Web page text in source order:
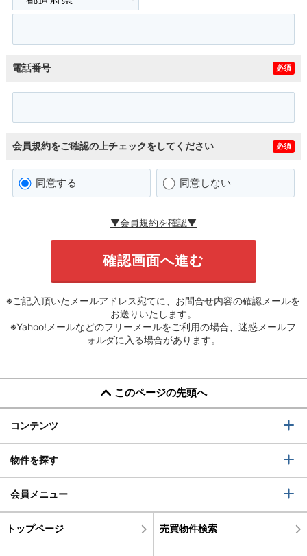
電話番号 必須
会員規約をご確認の上チェックをしてください 必須
同意する 同意しない
▼会員規約を確認▼
※ご記入頂いたメールアドレス宛てに、お問合せ内容の確認メールを
お送りいたします。
※Yahoo!メールなどのフリーメールをご利用の場合、迷惑メールフ
ォルダに入る場合があります。
このページの先頭へ
コンテンツ
物件を探す
会員メニュー
トップページ 売買物件検索